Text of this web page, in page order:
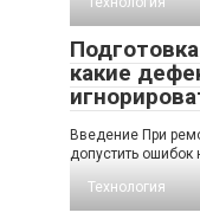
какие
Введение При
допустить ошибок
Технология